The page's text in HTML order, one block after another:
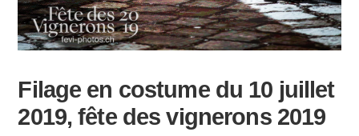
Filage en costume du 10 juillet
2019, fête des vignerons 2019